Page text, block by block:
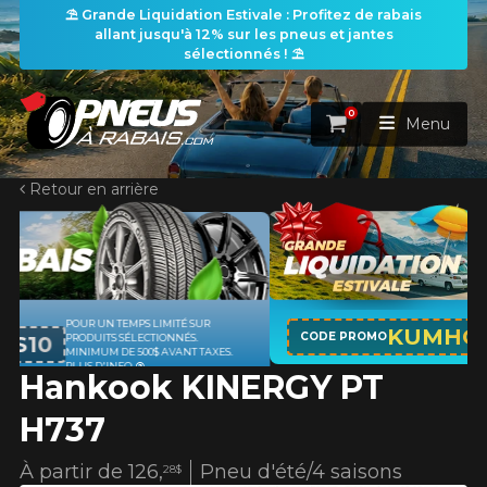
⛱️ Grande Liquidation Estivale : Profitez de rabais
allant jusqu'à 12% sur les pneus et jantes
sélectionnés ! ⛱️
ACCUEIL
PNEUS
RECHERCHE DE PNEUS VOIR TOUT
Rechercher par
Par dimensions Par véhicule
Recherche par dimensions
ROUES
RECHERCHE DE ROUES
ENSEMBLES
RECHERCHE D'ENSEMBLES
PROMOTIONS
Panier
0
Menu
Retour en arrière
Hankook KINERGY PT
H737
Pneu d'été/4 saisons
À partir de126,28$
CODE PROMOKUMHO12
APPLICABLE SUR TOUT ACHAT DE 4
PNEUS DE MARQUE KUMHO*PLUS
D'INFO